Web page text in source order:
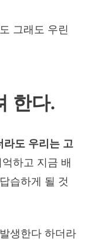
그래도 우린
한다.
라도 우리는 고
하고 지금 배
습하게 될 것
생한다 하더라